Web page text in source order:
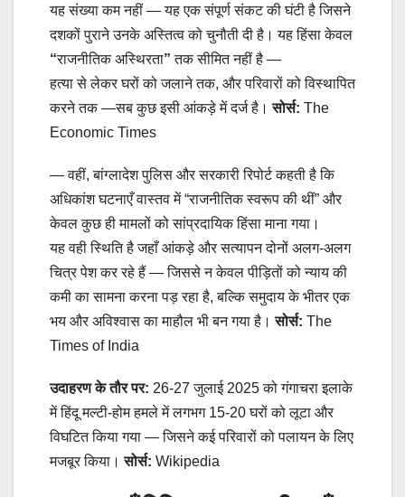
यह संख्या कम नहीं — यह एक संपूर्ण संकट की घंटी है जिसने
दशकों पुराने उनके अस्तित्व को चुनौती दी है। यह हिंसा केवल
“राजनीतिक अस्थिरता” तक सीमित नहीं है —
हत्या से लेकर घरों को जलाने तक, और परिवारों को विस्थापित
करने तक —सब कुछ इसी आंकड़े में दर्ज है।सोर्स: The
Economic Times
— वहीं, बांग्लादेश पुलिस और सरकारी रिपोर्ट कहती है कि
अधिकांश घटनाएँ वास्तव में “राजनीतिक स्वरूप की थीं” और
केवल कुछ ही मामलों को सांप्रदायिक हिंसा माना गया।
यह वही स्थिति है जहाँ आंकड़े और सत्यापन दोनों अलग-अलग
चित्र पेश कर रहे हैं — जिससे न केवल पीड़ितों को न्याय की
कमी का सामना करना पड़ रहा है, बल्कि समुदाय के भीतर एक
भय और अविश्वास का माहौल भी बन गया है।सोर्स: The
Times of India
उदाहरण के तौर पर: 26-27 जुलाई 2025 को गंगाचरा इलाके
में हिंदू मल्टी-होम हमले में लगभग 15-20 घरों को लूटा और
विघटित किया गया — जिसने कई परिवारों को पलायन के लिए
मजबूर किया।सोर्स: Wikipedia